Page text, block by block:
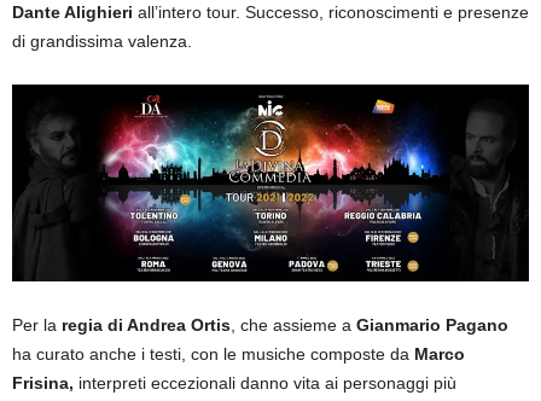
Dante Alighieri all’intero tour. Successo, riconoscimenti e presenze
di grandissima valenza.
Per la regia di Andrea Ortis , che assieme a Gianmario Pagano
ha curato anche i testi, con le musiche composte da Marco
Frisina, interpreti eccezionali danno vita ai personaggi più